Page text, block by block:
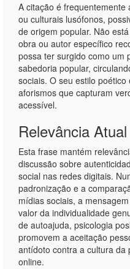
A citação é
ou culturais lusófonos,
de origem popular. Não
obra ou autor específico
possa ter surgido como um
sabedoria popular,
sociais. O seu estilo
aforismos que capturam
acessível.
Relevância Atual
Esta frase mantém
discussão sobre
social nas redes digitais.
padronização e a
mídias sociais, a
valor da individualidade
de autoajuda, psicologia
promovem a aceitação
antídoto contra a cultura da
online.